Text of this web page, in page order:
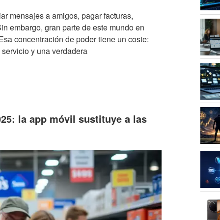
mensajes a amigos, pagar facturas,
embargo, gran parte de este mundo en
concentración de poder tiene un coste:
y una verdadera
la app móvil sustituye a las